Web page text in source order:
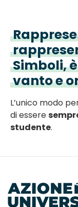
Simboli,
vanto e
L’unico modo
di essere
studente.